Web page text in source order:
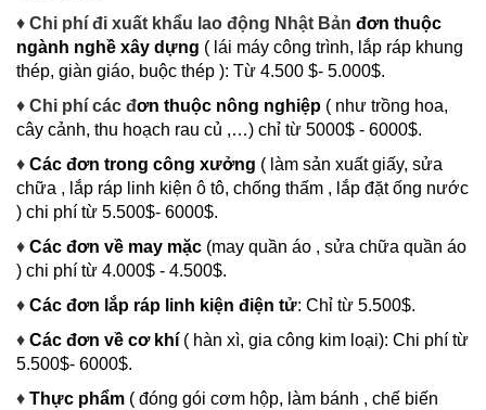
♦ Chi phí đi xuất khẩu lao động Nhật Bản đơn thuộc
ngành nghề xây dựng ( lái máy công trình, lắp ráp khung
thép, giàn giáo, buộc thép ): Từ 4.500 $- 5.000$.
♦ Chi phí các đơn thuộc nông nghiệp ( như trồng hoa,
cây cảnh, thu hoạch rau củ ,…) chỉ từ 5000$ - 6000$.
♦ Các đơn trong công xưởng ( làm sản xuất giấy, sửa
chữa , lắp ráp linh kiện ô tô, chống thấm , lắp đặt ống nước
) chi phí từ 5.500$- 6000$.
♦ Các đơn về may mặc (may quần áo , sửa chữa quần áo
) chi phí từ 4.000$ - 4.500$.
♦ Các đơn lắp ráp linh kiện điện tử: Chỉ từ 5.500$.
♦ Các đơn về cơ khí ( hàn xì, gia công kim loại): Chi phí từ
5.500$- 6000$.
♦ Thực phẩm ( đóng gói cơm hộp, làm bánh , chế biến